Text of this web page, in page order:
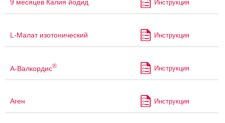
9 месяцев Калия йодид Инструкция
L-Малат изотонический Инструкция
А-Валкордис® Инструкция
Аген Инструкция